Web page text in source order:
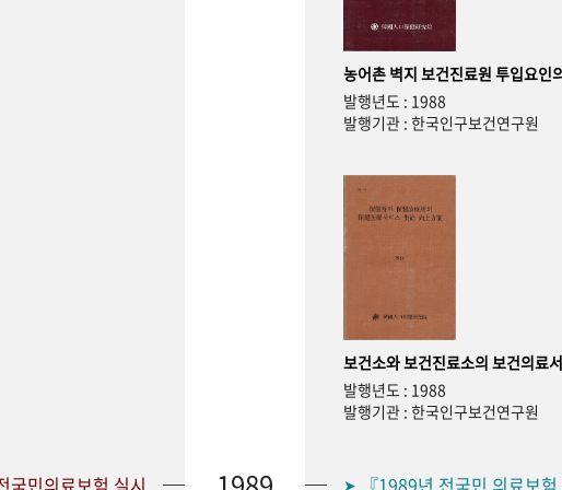
농어촌 벽지 보건진료원 투입요인
발행년도 : 1988
발행기관 : 한국인구보건연구원
보건소와 보건진료소의 보건의료
발행년도 : 1988
발행기관 : 한국인구보건연구원
➤